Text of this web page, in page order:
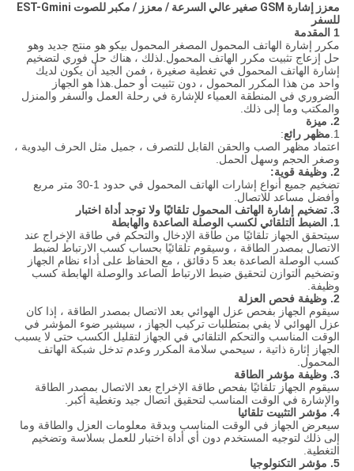
معزز إشارة GSM صغير عالي السرعة / معزز / مكبر للصوت EST-Gmini
للسفر
1 المقدمة
مكرر إشارة الهاتف المحمول المصغر المحمول بيكو هو منتج جديد وهو
حل إزعاج تثبيت مكرر الهاتف المحمول.لذلك ، هناك حل فوري لتضخيم
إشارة الهاتف المحمول في تغطية صغيرة ، فمن الجيد أن يكون لديك
واحد من هذا المكرر المحمول ، دون تثبيت أو حمل.هذا هو الجهاز
الضروري في المنطقة العمياء للإشارة في رحلة العمل والسفر والمنزل
والمكتب وما إلى ذلك.
2. ميزة
1. مظهر رائع:
اعتماد مظهر الصب والحقن القابل للتصرف ، جميل مثل الحرف اليدوية ،
وصغر الحجم وسهل الحمل.
2. وظيفة قوية:
تضخيم جميع أنواع إشارات الهاتف المحمول في حدود 1-30 متر مربع
وأفضل مساعد للاتصال.
3. تضخيم إشارة الهاتف المحمول تلقائيًا ولا توجد أداة اختبار
1. الضبط التلقائي لكسب الوصلة الصاعدة والهابطة
سيتحقق الجهاز تلقائيًا من طاقة الإدخال والتحكم في طاقة الإخراج عند
الاتصال بمصدر الطاقة ، وسيقوم تلقائيًا بحساب كسب الارتباط لضبط
كسب الوصلة الصاعدة بعد 5 دقائق ، مع الحفاظ على أداء نظام الجهاز
وتضخيم التوازن لتحقيق ضبط الارتباط الصاعد والوصلة الهابطة كسب
وظيفة.
2. وظيفة فحص العزلة
سيقوم الجهاز بفحص عزل الهوائي بعد الاتصال بمصدر الطاقة ، إذا كان
عزل الهوائي لا يفي بمتطلبات تركيب الجهاز ، سيشير ضوء المؤشر في
الوقت المناسب والتحكم التلقائي في الجهاز لتقليل الكسب حتى لا يسبب
الجهاز إثارة ذاتية ، سيحمي سلامة المكرر وعدم تدخل شبكة الهاتف
المحمول.
3. وظيفة مؤشر الطاقة
سيقوم الجهاز تلقائيًا بفحص طاقة الإخراج بعد الاتصال بمصدر الطاقة
والإشارة في الوقت المناسب لتحقيق اتصال جيد وتغطية أكبر.
4. مؤشر التثبيت تلقائيا
سيعرض الجهاز في الوقت المناسب وبدقة معلومات العزل والطاقة وما
إلى ذلك لتوجيه المستخدم دون أي أداة اختبار للعمل بسلاسة وتضخيم
التغطية.
5. مؤشر التكنولوجيا